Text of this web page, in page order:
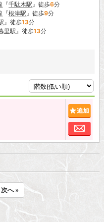
『千駄木駅』徒歩6分
『根津駅』徒歩9分
』徒歩13分
里駅』徒歩13分
お
次へ »